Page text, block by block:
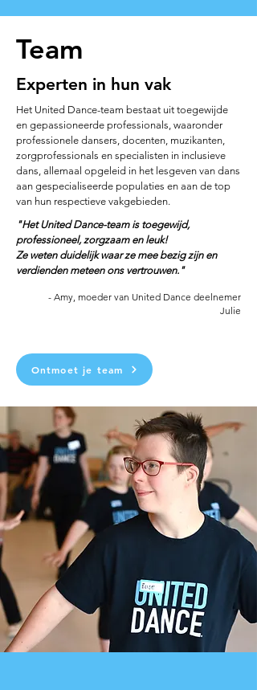
Team
Experten in hun vak
Het United Dance-team bestaat uit toegewijde
en gepassioneerde professionals, waaronder
professionele dansers, docenten, muzikanten,
zorgprofessionals en specialisten in inclusieve
dans, allemaal opgeleid in het lesgeven van dans
aan gespecialiseerde populaties en aan de top
van hun respectieve vakgebieden.
"Het United Dance-team is toegewijd,
professioneel, zorgzaam en leuk!
Ze weten duidelijk waar ze mee bezig zijn en
verdienden meteen ons vertrouwen."
- Amy, moeder van United Dance deelnemer
Julie
Ontmoet je team